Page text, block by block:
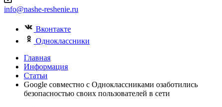
info@nashe-reshenie.ru
Вконтакте
Одноклассники
Главная
Информация
Статьи
Google совместно с Одноклассниками озаботились
безопасностью своих пользователей в сети